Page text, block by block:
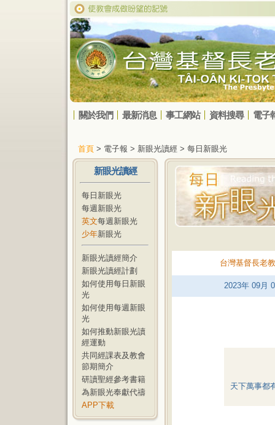
關於我們 最新消息 事工網站 資料搜尋 電子
首頁 > 電子報 > 新眼光讀經 > 每日新眼光
新眼光讀經
每日新眼光
每週新眼光
英文每週新眼光
少年新眼光
新眼光讀經簡介
新眼光讀經計劃
如何使用每日新眼
光
如何使用每週新眼
光
如何推動新眼光讀
經運動
共同經課表及教會
節期簡介
研讀聖經參考書籍
為新眼光奉獻代禱
APP下載
台灣基督長老
2023年 09月
天下萬事都